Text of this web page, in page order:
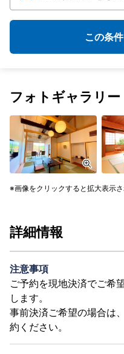
この条
フォトギャラリー
画像をクリックすると拡大表示さ
詳細情報
注意事項
ご予約を現地決済でご希
します。
事前決済ご希望の場合は
約ください。